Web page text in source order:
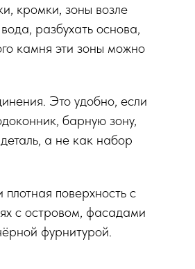
кромки, зоны возле
разбухать основа,
камня эти зоны можно
Это удобно, если
барную зону,
а не как набор
поверхность с
с островом, фасадами
фурнитурой.